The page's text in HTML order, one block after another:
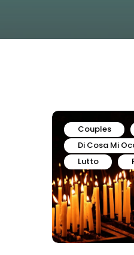
Couples
Di Cosa Mi
Lutto